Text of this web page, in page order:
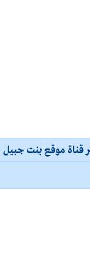
قناة موقع بنت جبيل